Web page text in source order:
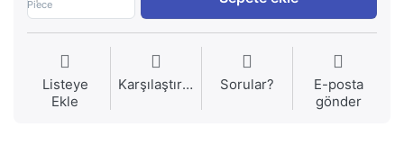
Piece
Listeye
Ekle
Karşılaştırma Sorular?
E-posta
gönder